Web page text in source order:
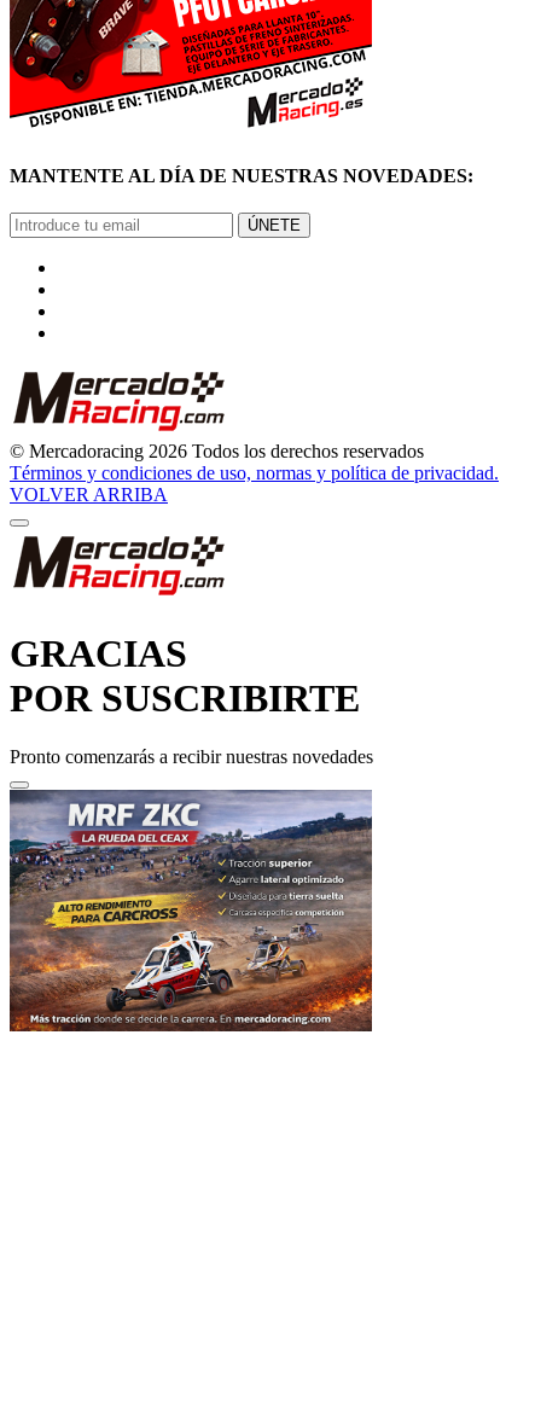
© Mercadoracing 2026 Todos los derechos reservados
Términos y condiciones de uso, normas y política de privacidad.
VOLVER ARRIBA
POR SUSCRIBIRTE